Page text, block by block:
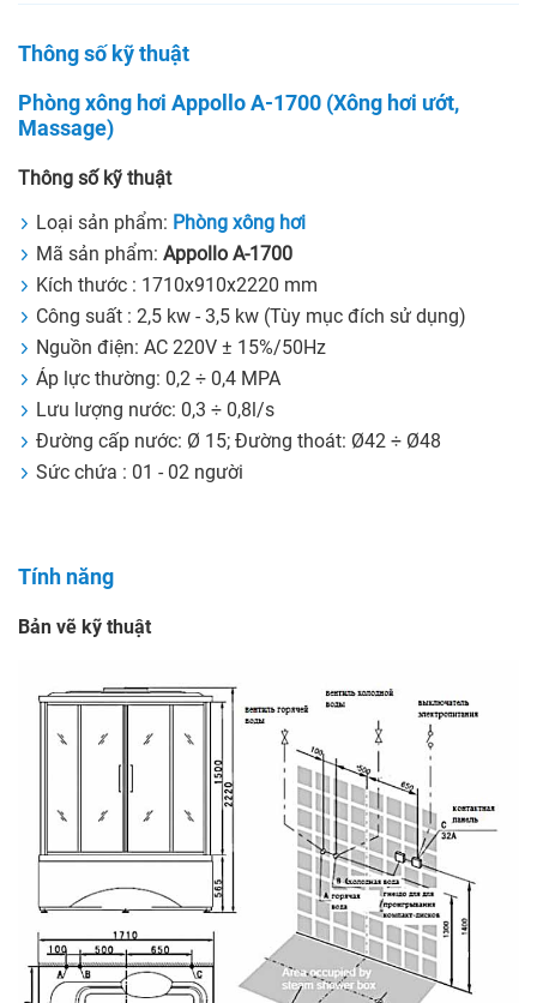
Thông số kỹ thuật
Phòng xông hơi Appollo A-1700 (Xông hơi ướt,
Massage)
Thông số kỹ thuật
Loại sản phẩm: Phòng xông hơi
Mã sản phẩm: Appollo A-1700
Kích thước : 1710x910x2220 mm
Công suất : 2,5 kw - 3,5 kw (Tùy mục đích sử dụng)
Nguồn điện: AC 220V ± 15%/50Hz
Áp lực thường: 0,2 ÷ 0,4 MPA
Lưu lượng nước: 0,3 ÷ 0,8l/s
Đường cấp nước: Ø 15; Đường thoát: Ø42 ÷ Ø48
Sức chứa : 01 - 02 người
Tính năng
Bản vẽ kỹ thuật